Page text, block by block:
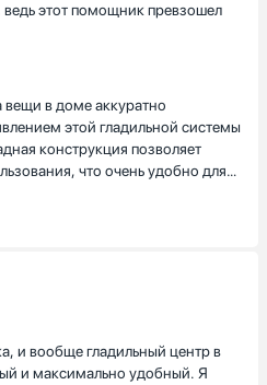
этот помощник превзошел
вещи в доме аккуратно
этой гладильной системы
конструкция позволяет
что очень удобно для
что очень экономит мое
отпаривания - это
И еще одна особенность,
это индикатор отсутствия
что я всегда знаю, когда пора
и вообще гладильный центр в
и максимально удобный. Я